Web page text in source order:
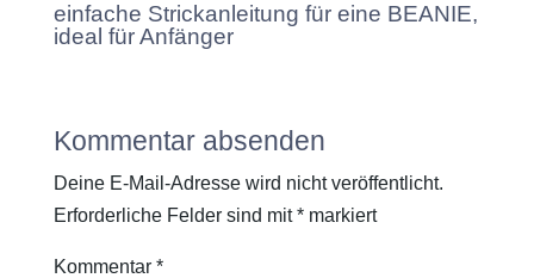
einfache Strickanleitung für eine BEANIE,
ideal für Anfänger
Kommentar absenden
Deine E-Mail-Adresse wird nicht veröffentlicht.
Erforderliche Felder sind mit*markiert
Kommentar *